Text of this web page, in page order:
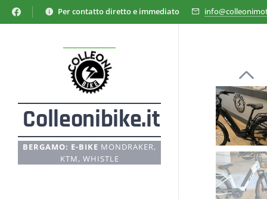
Per contatto diretto e immediato
Colleonibike.it
BERGAMO: E-BIKE MONDRAKER,
KTM, WHISTLE